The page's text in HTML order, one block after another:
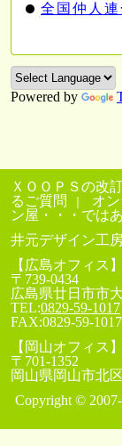
全国仲人
Powered by
ＸＯＯＰＳの改
るご質問
オ
ン屋・・・では
井元デザイン工
【広島オフィス】
〒739-0434
広島県廿日市市
TEL:0829-59-1017
FAX:0829-59-1017
【岡山オフィス】
〒701-1352
岡山県岡山市北
Copyright © 2007-